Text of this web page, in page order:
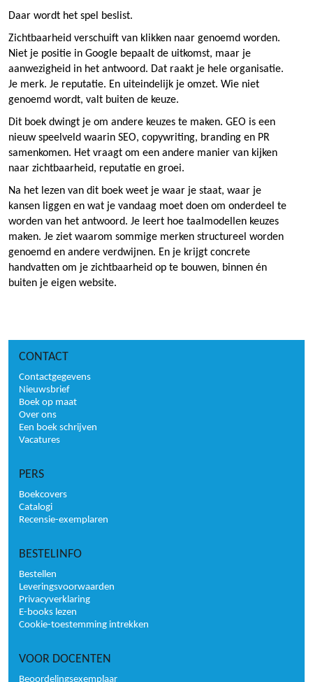
Daar wordt het spel beslist.
Zichtbaarheid verschuift van klikken naar genoemd worden.
Niet je positie in Google bepaalt de uitkomst, maar je
aanwezigheid in het antwoord. Dat raakt je hele organisatie.
Je merk. Je reputatie. En uiteindelijk je omzet. Wie niet
genoemd wordt, valt buiten de keuze.
Dit boek dwingt je om andere keuzes te maken. GEO is een
nieuw speelveld waarin SEO, copywriting, branding en PR
samenkomen. Het vraagt om een andere manier van kijken
naar zichtbaarheid, reputatie en groei.
Na het lezen van dit boek weet je waar je staat, waar je
kansen liggen en wat je vandaag moet doen om onderdeel te
worden van het antwoord. Je leert hoe taalmodellen keuzes
maken. Je ziet waarom sommige merken structureel worden
genoemd en andere verdwijnen. En je krijgt concrete
handvatten om je zichtbaarheid op te bouwen, binnen én
buiten je eigen website.
CONTACT
Contactgegevens
Nieuwsbrief
Boek op maat
Over ons
Een boek schrijven
Vacatures
PERS
Boekcovers
Catalogi
Recensie-exemplaren
BESTELINFO
Bestellen
Leveringsvoorwaarden
Privacyverklaring
E-books lezen
Cookie-toestemming intrekken
VOOR DOCENTEN
Beoordelingsexemplaar